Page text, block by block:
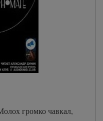
громко чавкал,